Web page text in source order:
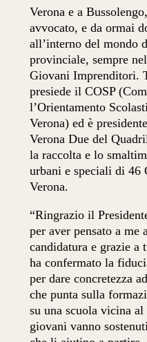
Verona e a
avvocato, e da ormai
all’interno del mondo
provinciale, sempre
Giovani Imprenditori.
presiede il COSP
l’Orientamento
Verona) ed è
Verona Due del
la raccolta e lo
urbani e speciali di 46
Verona.
“Ringrazio il
per aver pensato a me
candidatura e grazie a
ha confermato la
per dare concretezza
che punta sulla
su una scuola vicina
giovani vanno